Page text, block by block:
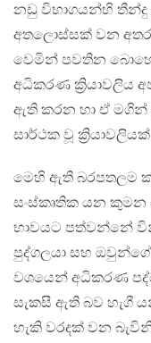
නඩු විභාගයන්හි තීන්දු
අතලොස්සක් වන අතර
වෙමින් පවතින
අධිකරණ ක්‍රියාවලිය
ඇති කරන හා ඒ මගින්
සාර්ථක වූ
මෙහි ඇති බරපතලම
සංස්කෘතික යන කුමන
භාවයට පත්වන්නේ
පුද්ගලයා සහ
වශයෙන් අධිකරණ
සැකසී ඇති බව හැගී
හැකි වරදක් වන